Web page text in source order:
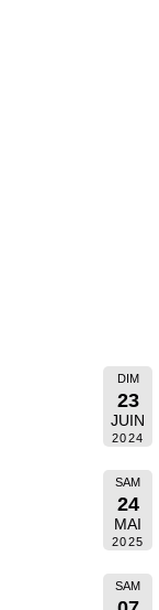
DIM
23
JUIN
2024
SAM
24
MAI
2025
SAM